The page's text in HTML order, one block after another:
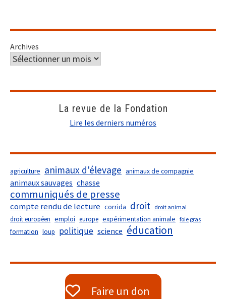
Archives
La revue de la Fondation
Lire les derniers numéros
agriculture animaux d'élevage animaux de compagnie
animaux sauvages chasse
communiqués de presse
compte rendu de lecture corrida droit droit animal
droit européen emploi europe expérimentation animale foie gras
formation loup politique science éducation
Faire un don